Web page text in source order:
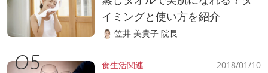
イミングと使い方を紹介
笠井 美貴子 院長
食生活関連 2018/01/10